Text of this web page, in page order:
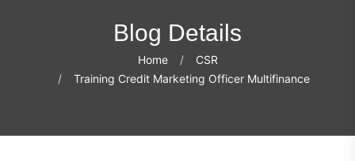
Blog Details
Home
CSR
Training Credit Marketing Officer Multifinance